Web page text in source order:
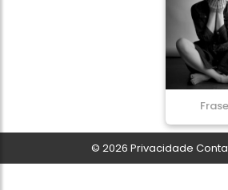
© 2026 Privacidade